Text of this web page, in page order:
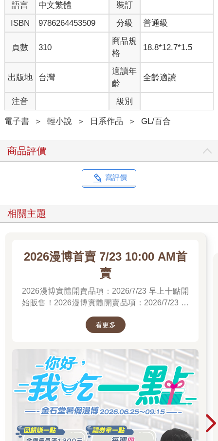
語言 中文繁體
裝訂
ISBN
9786264453509 分級 普通級
頁數 310
商品規
格
18.8*12.7*1.5
出版地 台灣
適讀年
齡
全齡適讀
注音 級別
電子書 ＞ 輕小說 ＞ 日系作品 ＞ GL/百合
商品評價
寫評價
相關主題
2026漫博首賣 7/23 10:00 AM首
賣
2026漫博實體開賣品項：2026/7/23 早上十點開
始販售！2026漫博實體開賣品項：2026/7/23 早
2026/7/23 早上十點開始販售！先領券券再結帳
看更多